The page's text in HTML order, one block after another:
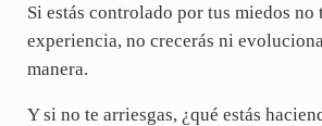
Si estás controlado por tus miedos no
experiencia, no crecerás ni
manera.
Y si no te arriesgas, ¿qué estás